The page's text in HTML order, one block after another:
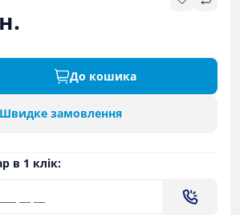
До кошика
Швидке замовлення
в 1 клік: